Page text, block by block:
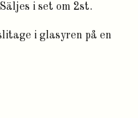
i set om 2st.
i glasyren på en